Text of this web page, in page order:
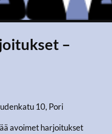
–
10, Pori
avoimet harjoitukset